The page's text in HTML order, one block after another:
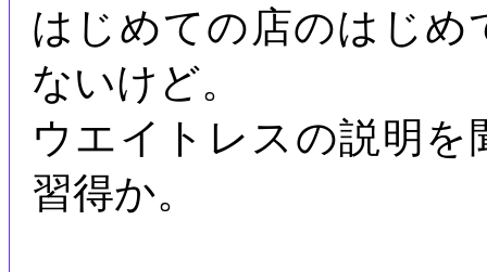
はじめての店のはじ
ないけど。
ウエイトレスの説明
習得か。